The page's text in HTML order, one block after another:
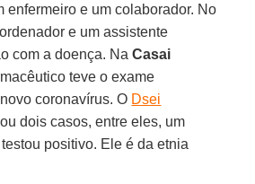
enfermeiro e um colaborador. No
e um assistente
com a doença. NaCasai
teve o exame
coronavírus. O Dsei
dois casos, entre eles, um
positivo. Ele é da etnia